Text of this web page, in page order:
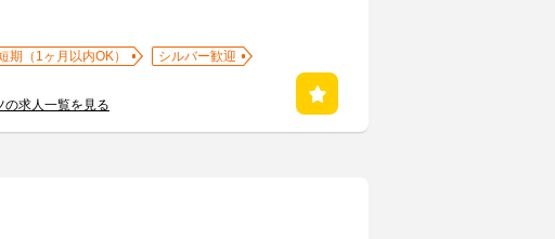
期（1ヶ月以内OK）
シルバー歓迎
の求人一覧を見る